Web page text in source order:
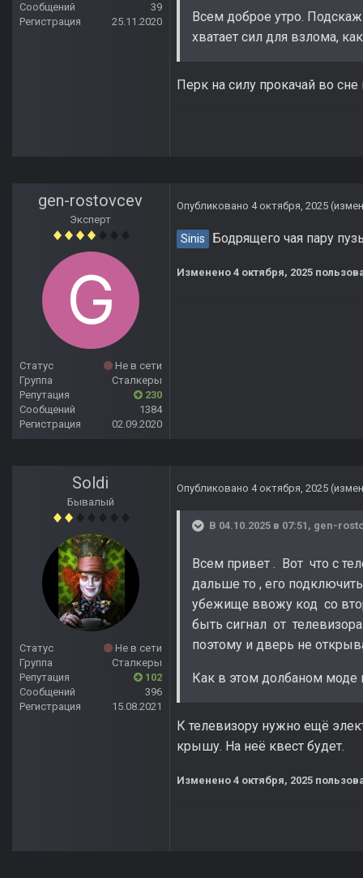
Сообщений
39
Регистрация
25.11.2020
Всем доброе утро.
хватает сил для взлома,
Перк на силу прокачай во
gen-rostovcev
Эксперт
Статус
Не в сети
Группа
Сталкеры
Репутация
230
Сообщений
1384
Регистрация
02.09.2020
Опубликовано 4 октября, 2025
Sinis Бодрящего чая пару
Изменено 4 октября, 2025
Soldi
Бывалый
Статус
Не в сети
Группа
Сталкеры
Репутация
102
Сообщений
396
Регистрация
15.08.2021
Опубликовано 4 октября, 2025
В 04.10.2025 в 07:51, gen-
Всем привет . Вот что с
дальше то , его
убежище ввожу код со
быть сигнал от
поэтому и дверь не
Как в этом долбаном моде
К телевизору нужно ещё
крышу. На неё квест будет.
Изменено 4 октября, 2025